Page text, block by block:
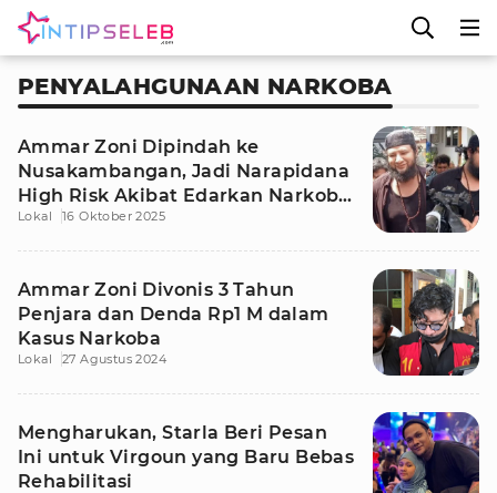
PENYALAHGUNAAN NARKOBA
Ammar Zoni Dipindah ke
Nusakambangan, Jadi Narapidana
High Risk Akibat Edarkan Narkoba
di Tahanan
Lokal 16 Oktober 2025
Ammar Zoni Divonis 3 Tahun
Penjara dan Denda Rp1 M dalam
Kasus Narkoba
Lokal 27 Agustus 2024
Mengharukan, Starla Beri Pesan
Ini untuk Virgoun yang Baru Bebas
Rehabilitasi